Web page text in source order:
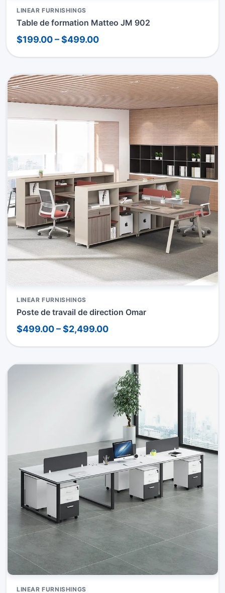
LINEAR FURNISHINGS
Table de formation Matteo JM 902
$199.00 – $499.00
LINEAR FURNISHINGS
Poste de travail de direction Omar
$499.00 – $2,499.00
LINEAR FURNISHINGS